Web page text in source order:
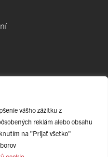
vášho zážitku z
reklám alebo obsahu
na "Prijať všetko"